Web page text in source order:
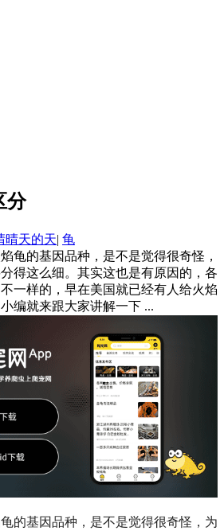
分
晴天的天| 龟
龟的基因品种，是不是觉得很奇怪，
得这么细。其实这也是有原因的，各
一样的，早在美国就已经有人给火焰
编就来跟大家讲解一下 ...
的基因品种，是不是觉得很奇怪，为